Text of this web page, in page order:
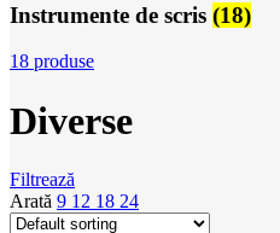
Instrumente de scris (18)
18 produse
Diverse
Filtrează
Arată 9 12 18 24